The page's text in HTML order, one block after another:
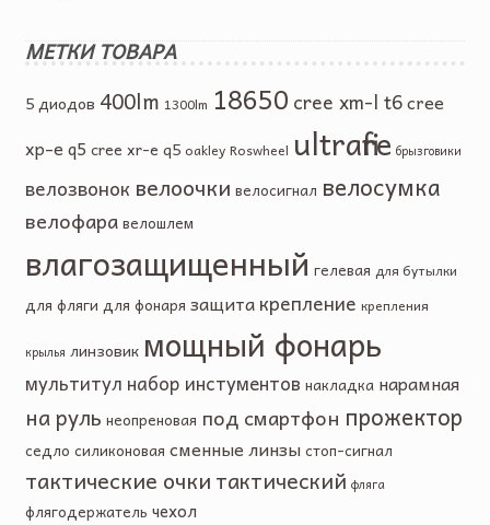
МЕТКИ ТОВАРА
5 диодов 400lm 1300lm 18650 cree xm-l t6cree
xp-e q5 cree xr-e q5 oakley Roswheel ultrafire брызговики
велозвонок велоочки велосигнал велосумка
велофара велошлем
влагозащищенный гелевая для бутылки
для фляги для фонаря защита крепление крепления
крылья линзовик мощный фонарь
мультитул набор инстументов накладка нарамная
на руль неопреновая под смартфон прожектор
седло силиконовая сменные линзы стоп-сигнал
тактические очкитактический фляга
флягодержатель чехол